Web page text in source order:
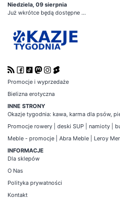
Niedziela, 09 sierpnia
Już wkrótce będą dostępne ...
Promocje i wyprzedaże
Bielizna erotyczna
INNE STRONY
Okazje tygodnia: kawa karma dla psów,
Promocje rowery deski SUP namioty
Meble - promocje
Abra Meble Leroy
INFORMACJE
Dla sklepów
O Nas
Polityka prywatności
Kontakt